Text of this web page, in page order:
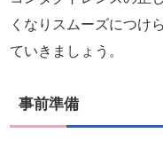
くなりスムーズにつけ
ていきましょう。
事前準備